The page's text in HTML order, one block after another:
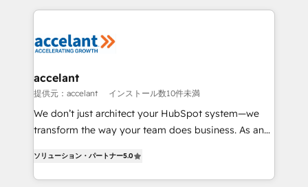
new HubSpot portal with Advanced Website and
CRM Migrations using our in-house "HubScrub" Tool.
HubSpot's Global Partner of the Year in 2024,
worldwide, and with over 15 years in the ecosystem,
One company, one operating model, delivering
across offices and consulting teams in the UK, USA,
Canada, Germany, France, Belgium, Singapore, and
South Africa. Certified compliant with ISO/IEC
international offices and 175+ employees.
accelant
提供元：accelant インストール数10件未満
We don’t just architect your HubSpot system—we
transform the way your team does business. As an
creating tailored, end-to-end CRM solutions that
accelerate growth, improve operational efficiency,
ソリューション・パートナー5.0